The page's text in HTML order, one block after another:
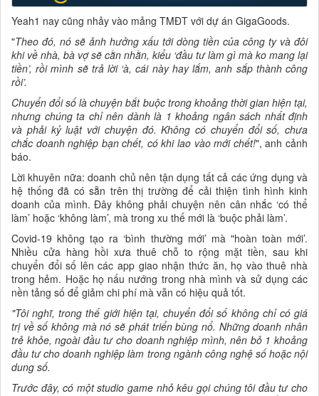
Yeah1 nay cũng nhảy vào mảng TMĐT với dự án GigaGoods.
"Theo đó, nó sẽ ảnh hưởng xấu tới dòng tiền của công ty và đôi
khi về nhà, bà vợ sẽ cằn nhằn, kiểu ‘đầu tư làm gì mà ko mang lại
tiền’, rồi mình sẽ trả lời ‘à, cái này hay lắm, anh sắp thành công
rồi’.
Chuyển đổi số là chuyện bắt buộc trong khoảng thời gian hiện tại,
nhưng chúng ta chỉ nên dành là 1 khoảng ngân sách nhất định
và phải kỷ luật với chuyện đó. Không có chuyển đổi số, chưa
chắc doanh nghiệp bạn chết, có khi lao vào mới chết!", anh cảnh
báo.
Lời khuyên nữa: doanh chủ nên tận dụng tất cả các ứng dụng và
hệ thống đã có sẵn trên thị trường để cải thiện tình hình kinh
doanh của mình. Đây không phải chuyện nên cân nhắc ‘có thể
làm’ hoặc ‘không làm’, mà trong xu thế mới là ‘buộc phải làm’.
Covid-19 không tạo ra ‘bình thường mới’ mà "hoàn toàn mới’.
Nhiều cửa hàng hồi xưa thuê chỗ to rộng mặt tiền, sau khi
chuyển đổi số lên các app giao nhận thức ăn, họ vào thuê nhà
trong hẻm. Hoặc họ nấu nướng trong nhà mình và sử dụng các
nền tảng số để giảm chi phí mà vẫn có hiệu quả tốt.
"Tôi nghĩ, trong thế giới hiện tại, chuyển đổi số không chỉ có giá
trị về số không mà nó sẽ phát triển bùng nổ. Những doanh nhân
trẻ khỏe, ngoài đầu tư cho doanh nghiệp mình, nên bỏ 1 khoảng
đầu tư cho doanh nghiệp làm trong ngành công nghệ số hoặc nội
dung số.
Trước đây, có một studio game nhỏ kêu gọi chúng tôi đầu tư cho